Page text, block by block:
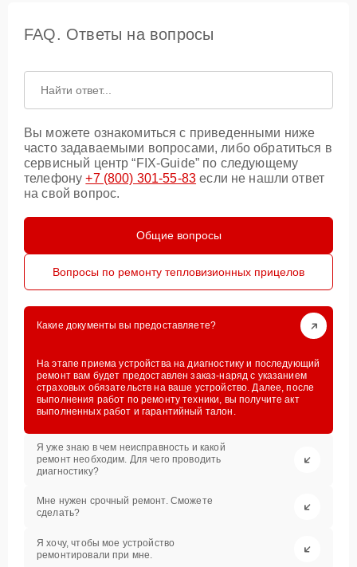
FAQ. Ответы на вопросы
Вы можете ознакомиться с приведенными ниже
часто задаваемыми вопросами, либо обратиться в
сервисный центр “FIX-Guide” по следующему
телефону+7 (800) 301-55-83 если не нашли ответ
на свой вопрос.
Общие вопросы
Вопросы по ремонту тепловизионных прицелов
Какие документы вы предоставляете?
На этапе приема устройства на диагностику и последующий
ремонт вам будет предоставлен заказ-наряд с указанием
страховых обязательств на ваше устройство. Далее, после
выполнения работ по ремонту техники, вы получите акт
выполненных работ и гарантийный талон.
Я уже знаю в чем неисправность и какой
ремонт необходим. Для чего проводить
диагностику?
Мне нужен срочный ремонт. Сможете
сделать?
Я хочу, чтобы мое устройство
ремонтировали при мне.